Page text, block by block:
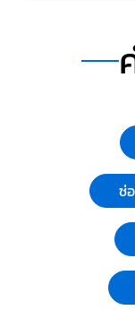
repair-thai.html
ซ่